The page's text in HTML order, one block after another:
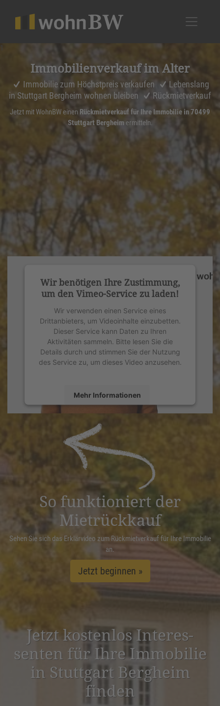
Immobi­li­en­ver­kauf im Alter
Immobilie zum Höchstpreis verkaufen
Lebenslang
in Stuttgart Bergheim wohnen bleiben
Rückmietverkauf
Jetzt mit WohnBW einen Rückmietverkauf für Ihre Immobilie in 70499
Stuttgart Bergheimermitteln.
Wir benötigen Ihre Zustimmung,
um den Vimeo-Service zu laden!
Wir verwenden einen Service eines
Drittanbieters, um Videoinhalte einzubetten.
Dieser Service kann Daten zu Ihren
Aktivitäten sammeln. Bitte lesen Sie die
Details durch und stimmen Sie der Nutzung
des Service zu, um dieses Video anzusehen.
Mehr Informationen
powered by
Management Platform
So funktioniert der
Mietrückkauf
Sehen Sie sich das Erklärvideo zum Rückmietverkauf für Ihre Immobilie
an.
Jetzt beginnen »
Jetzt kostenlos Inter­es­
senten für Ihre Immobilie
in Stuttgart Bergheim
finden